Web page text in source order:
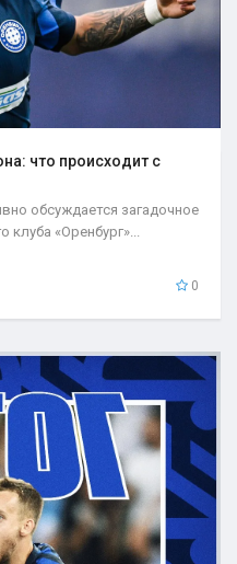
что происходит с
обсуждается загадочное
клуба «Оренбург»...
0